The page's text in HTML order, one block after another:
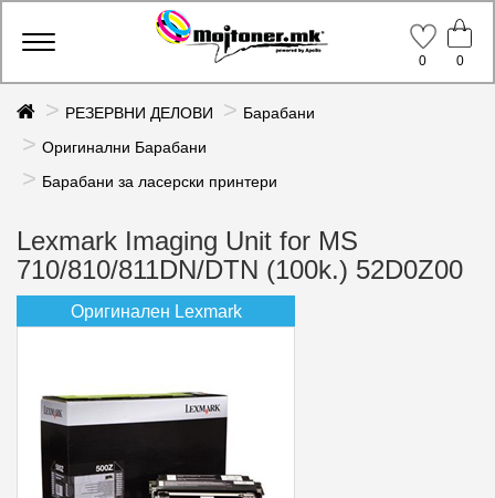
Toggle
0
0
РЕЗЕРВНИ ДЕЛОВИ
Барабани
Оригинални Барабани
Барабани за ласерски принтери
Lexmark Imaging Unit for MS
710/810/811DN/DTN (100k.) 52D0Z00
Оригинален Lexmark